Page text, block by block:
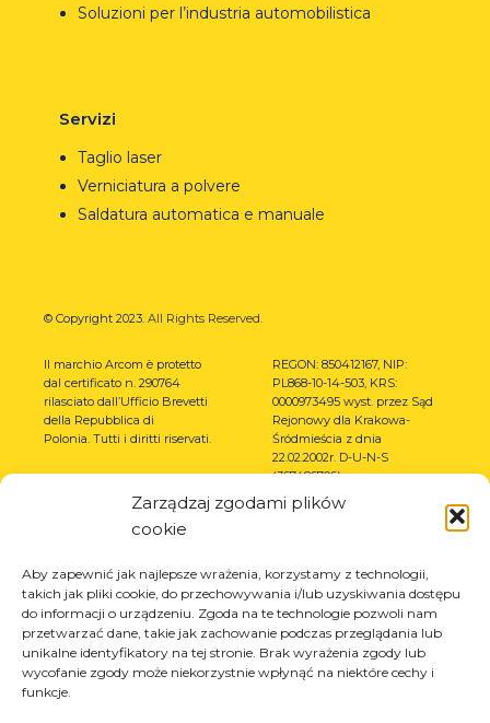
Zarządzaj zgodami plików
cookie
Aby zapewnić jak najlepsze wrażenia, korzystamy z technologii,
takich jak pliki cookie, do przechowywania i/lub uzyskiwania dostępu
do informacji o urządzeniu. Zgoda na te technologie pozwoli nam
przetwarzać dane, takie jak zachowanie podczas przeglądania lub
unikalne identyfikatory na tej stronie. Brak wyrażenia zgody lub
wycofanie zgody może niekorzystnie wpłynąć na niektóre cechy i
funkcje.
Soluzioni per l’industria automobilistica
Servizi
Taglio laser
Verniciatura a polvere
Saldatura automatica e manuale
© Copyright 2023. All Rights Reserved.
Il marchio Arcom è protetto
dal certificato n. 290764
rilasciato dall’Ufficio Brevetti
della Repubblica di
Polonia. Tutti i diritti riservati.
REGON: 850412167, NIP:
PL868-10-14-503, KRS:
0000973495 wyst. przez Sąd
Rejonowy dla Krakowa-
Śródmieścia z dnia
22.02.2002r. D-U-N-S
(367486706)